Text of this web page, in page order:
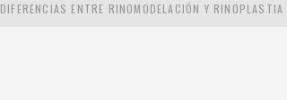
DIFERENCIAS ENTRE RINOMODELACIÓN Y RINOPLASTIA